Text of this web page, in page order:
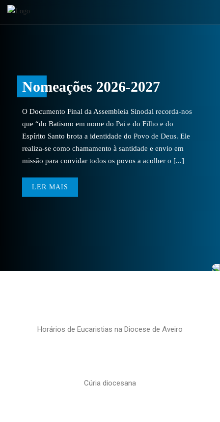
Nomeações 2026-2027
O Documento Final da Assembleia Sinodal recorda-nos
que “do Batismo em nome do Pai e do Filho e do
Espírito Santo brota a identidade do Povo de Deus. Ele
realiza-se como chamamento à santidade e envio em
missão para convidar todos os povos a acolher o [...]
LER MAIS
Horários de Eucaristias na Diocese de Aveiro
Cúria diocesana